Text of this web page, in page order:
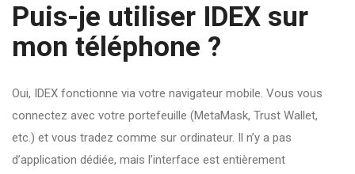
Puis-je utiliser IDEX sur
mon téléphone ?
Oui, IDEX fonctionne via votre navigateur mobile. Vous vous
connectez avec votre portefeuille (MetaMask, Trust Wallet,
etc.) et vous tradez comme sur ordinateur. Il n’y a pas
d’application dédiée, mais l’interface est entièrement